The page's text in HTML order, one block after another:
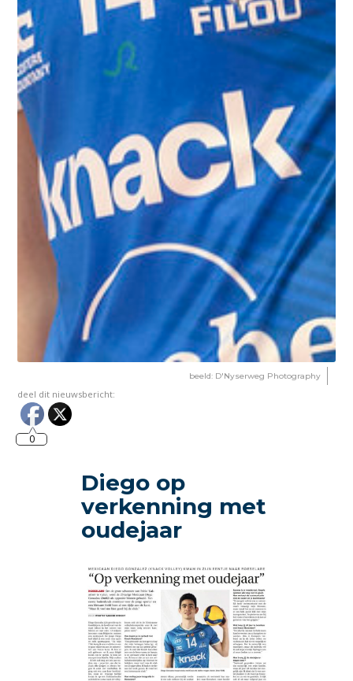
beeld: D'Nyserweg Photography
deel dit nieuwsbericht:
0
Diego op
verkenning met
oudejaar